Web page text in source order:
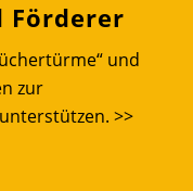
Förderer
und
zur
>>